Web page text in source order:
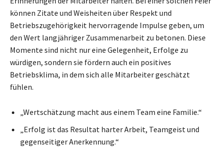
können Zitate und Weisheiten über Respekt und
Betriebszugehörigkeit hervorragende Impulse geben, um
den Wert langjähriger Zusammenarbeit zu betonen. Diese
Momente sind nicht nur eine Gelegenheit, Erfolge zu
würdigen, sondern sie fördern auch ein positives
Betriebsklima, in dem sich alle Mitarbeiter geschätzt
fühlen.
„Wertschätzung macht aus einem Team eine Familie.“
„Erfolg ist das Resultat harter Arbeit, Teamgeist und
gegenseitiger Anerkennung.“